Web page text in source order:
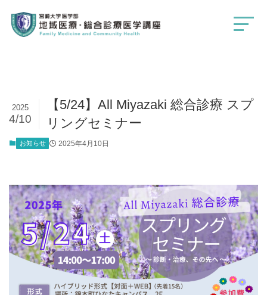
【5/24】All Miyazaki 総合診療 スプ
リングセミナー
2025
4/10
お知らせ 2025年4月10日